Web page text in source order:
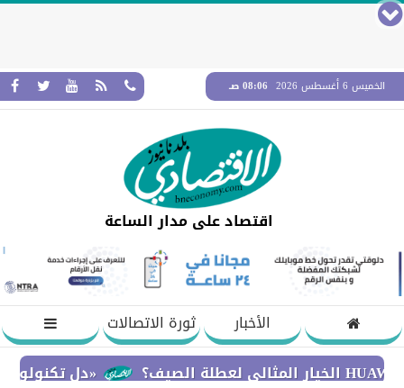
الخميس 6 أغسطس 2026 08:06 صـ
اقتصاد على مدار الساعة
الأخبار
ثورة الاتصالات
«دل تكنولوجيز» تؤكد